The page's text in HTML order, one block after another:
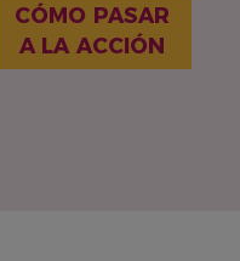
CÓMO PASAR
A LA ACCIÓN